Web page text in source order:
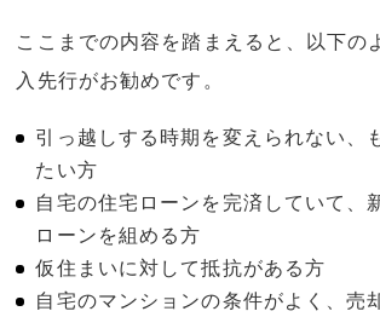
ここまでの内容を踏まえると、以下の
入先行がお勧めです。
引っ越しする時期を変えられない、
たい方
自宅の住宅ローンを完済していて、
ローンを組める方
仮住まいに対して抵抗がある方
自宅のマンションの条件がよく、売